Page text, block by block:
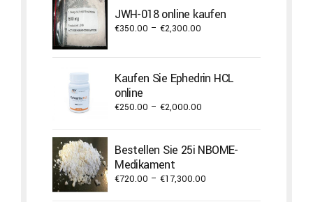
through
€550.00
JWH-018 online kaufen
€350.00 – €2,300.00
through
€2,300.00
Kaufen Sie Ephedrin HCL
online
€250.00 – €2,000.00
through
Bestellen Sie 25i NBOME-
Medikament
€720.00 – €17,300.00